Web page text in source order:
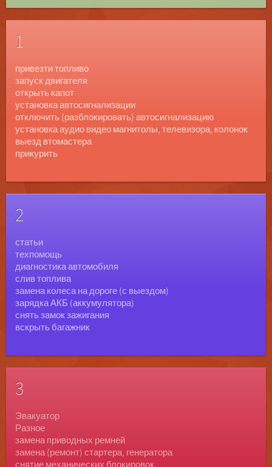
1
привезти топливо
запуск двигателя
открыть капот
установка автосигнализации
отключить (разблокировать) автосигнализацию
установка аудио видео магнитолы, телевизора, колонок
выезд втомастера
прикурить
2
статьи
техпомощь
диагностика автомобиля
слив топлива
замена колеса на дороге (с выездом)
зарядка АКБ (аккумулятора)
снять замок зажигания
вскрыть багажник
3
Эвакуатор
Разное
замена приводных ремней
замена (ремонт) стартера, генератора
снятие механических блокировок